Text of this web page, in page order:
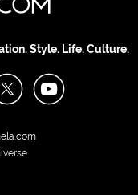
Style. Life. Culture.